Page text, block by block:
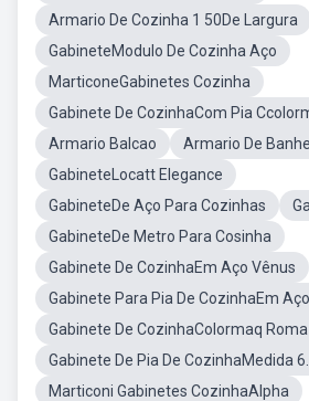
Armario De Cozinha 1 50De Largura
GabineteModulo De Cozinha Aço
MarticoneGabinetes Cozinha
Gabinete De CozinhaCom Pia
Armario Balcao
Armario De
GabineteLocatt Elegance
GabineteDe Aço Para Cozinhas
GabineteDe Metro Para Cosinha
Gabinete De CozinhaEm Aço Vênus
Gabinete Para Pia De CozinhaEm
Gabinete De CozinhaColormaq
Gabinete De Pia De CozinhaMedida
Marticoni Gabinetes CozinhaAlpha